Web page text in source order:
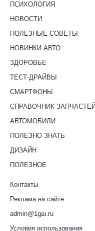
ПСИХОЛОГИЯ
НОВОСТИ
ПОЛЕЗНЫЕ СОВЕТЫ
НОВИНКИ АВТО
ЗДОРОВЬЕ
ТЕСТ-ДРАЙВЫ
СМАРТФОНЫ
СПРАВОЧНИК ЗАПЧАСТЕЙ
АВТОМОБИЛИ
ПОЛЕЗНО ЗНАТЬ
ДИЗАЙН
ПОЛЕЗНОЕ
Контакты
Реклама на сайте
admin@1gai.ru
Условия использования